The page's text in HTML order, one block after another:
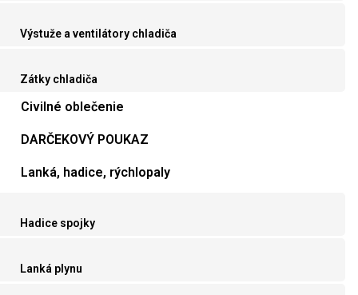
Výstuže a ventilátory chladiča
Zátky chladiča
Civilné oblečenie
DARČEKOVÝ POUKAZ
Lanká, hadice, rýchlopaly
Hadice spojky
Lanká plynu